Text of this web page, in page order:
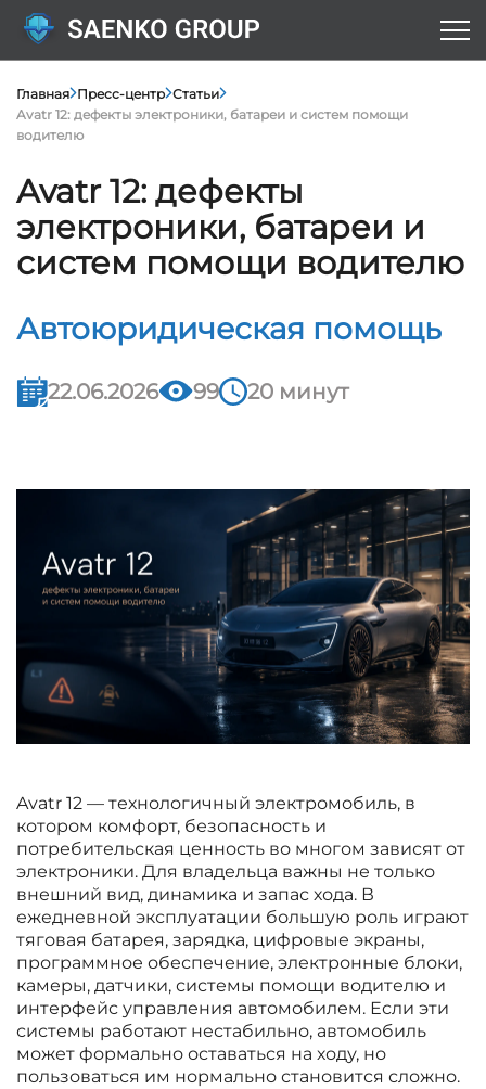
Главная Пресс-центр Статьи
Avatr 12: дефекты электроники, батареи и систем помощи
водителю
Avatr 12: дефекты
электроники, батареи и
систем помощи водителю
Автоюридическая помощь
22.06.2026 99 20 минут
Avatr 12 — технологичный электромобиль, в
котором комфорт, безопасность и
потребительская ценность во многом зависят от
электроники. Для владельца важны не только
внешний вид, динамика и запас хода. В
ежедневной эксплуатации большую роль играют
тяговая батарея, зарядка, цифровые экраны,
программное обеспечение, электронные блоки,
камеры, датчики, системы помощи водителю и
интерфейс управления автомобилем. Если эти
системы работают нестабильно, автомобиль
может формально оставаться на ходу, но
пользоваться им нормально становится сложно.